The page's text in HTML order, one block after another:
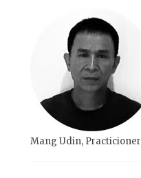
Mang Udin, Practicioner